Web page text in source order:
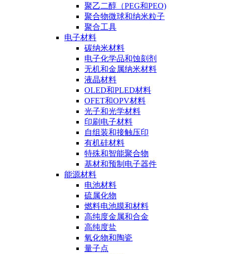
聚乙二醇（PEG和PEO)
聚合物微球和纳米粒子
聚合工具
电子材料
碳纳米材料
电子化学品和蚀刻剂
无机和金属纳米材料
液晶材料
OLED和PLED材料
OFET和OPV材料
光子和光学材料
印刷电子材料
自组装和接触压印
有机硅材料
特殊和智能聚合物
基材和预制电子器件
能源材料
电池材料
硫属化物
燃料电池膜和材料
高纯度金属和合金
高纯度盐
氧化物和陶瓷
量子点